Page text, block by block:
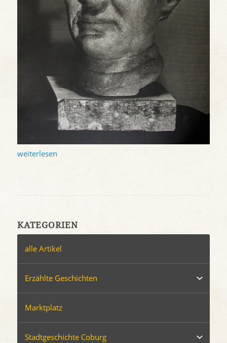
weiterlesen
KATEGORIEN
alle Artikel
Erzählte Geschichten
Marktplatz
Stadtgeschichte Coburg